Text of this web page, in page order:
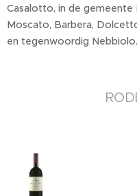
Casalotto, in de
Moscato, Barbera,
en tegenwoordig Nebbiolo.